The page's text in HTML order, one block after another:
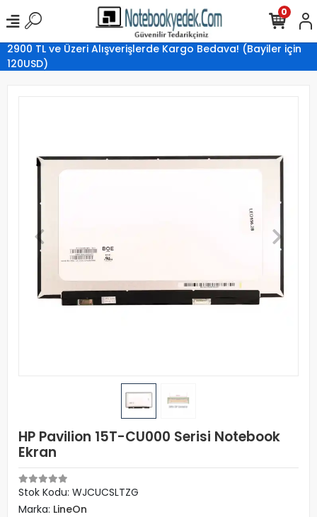
2900 TL ve Üzeri Alışverişlerde Kargo Bedava! (Bayiler için
120USD)
0
HP Pavilion 15T-CU000 Serisi Notebook
Ekran
Stok Kodu: WJCUCSLTZG
Marka: LineOn